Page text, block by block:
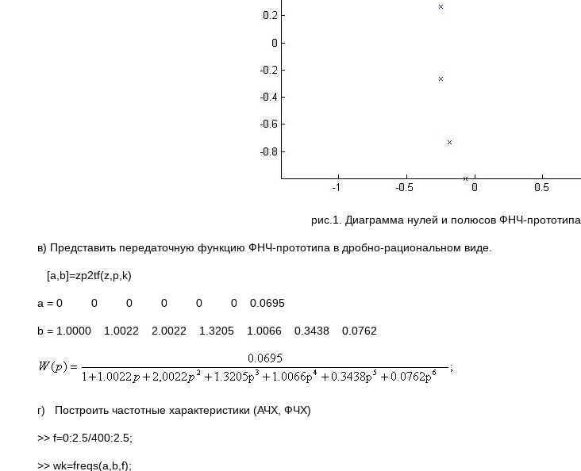
рис.1. Диаграмма нулей и полюсов ФНЧ-прототипа
в) Представить передаточную функцию ФНЧ-прототипа в дробно-рациональном виде.
[a,b]=zp2tf(z,p,k)
a = 0 0 0 0 0 0 0.0695
b = 1.0000 1.0022 2.0022 1.3205 1.0066 0.3438 0.0762
г) Построить частотные характеристики (АЧХ, ФЧХ)
>> f=0:2.5/400:2.5;
>> wk=freqs(a,b,f);